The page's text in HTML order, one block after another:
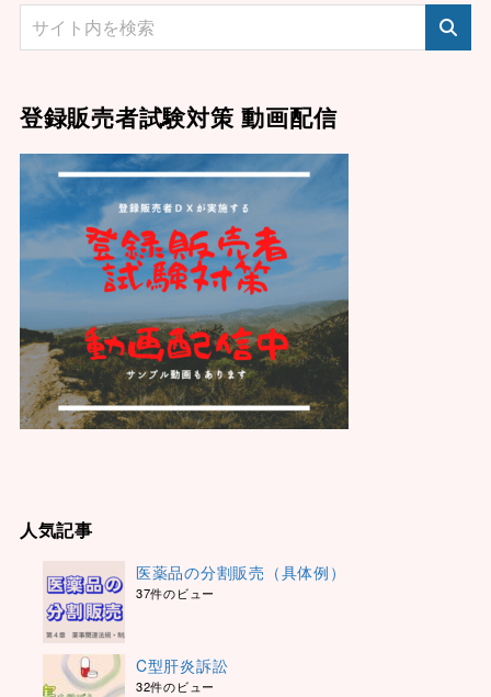
登録販売者試験対策 動画配信
人気記事
医薬品の分割販売（具体例）
37件のビュー
C型肝炎訴訟
32件のビュー